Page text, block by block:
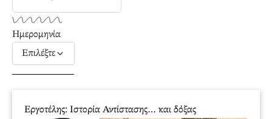
Εργοτέλης: Ιστορία Αντίστασης… και δόξας
Ημερομηνία
Επιλέξτε